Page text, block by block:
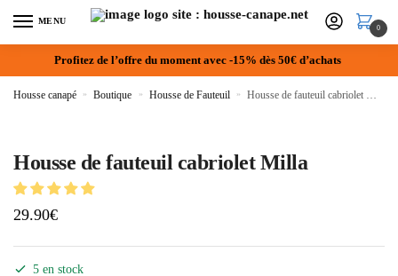
MENU
0
Profitez de l’offre du moment avec -15% dès 50€ d’achats
Housse canapé » Boutique » Housse de Fauteuil » Housse de fauteuil cabriolet Milla
Housse de fauteuil cabriolet Milla
29.90€
5 en stock